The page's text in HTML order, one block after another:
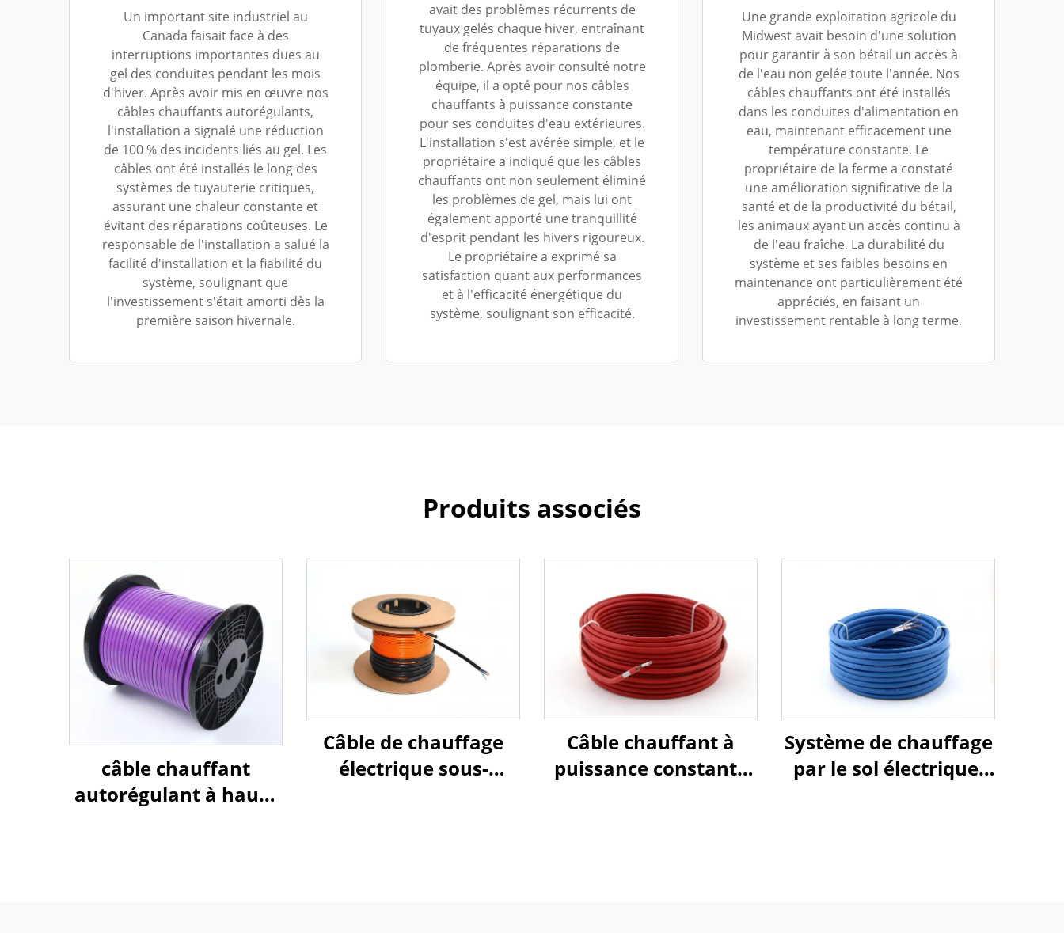
Un important site industriel au
Canada faisait face à des
interruptions importantes dues au
gel des conduites pendant les mois
d'hiver. Après avoir mis en œuvre nos
câbles chauffants autorégulants,
l'installation a signalé une réduction
de 100 % des incidents liés au gel. Les
câbles ont été installés le long des
systèmes de tuyauterie critiques,
assurant une chaleur constante et
évitant des réparations coûteuses. Le
responsable de l'installation a salué la
facilité d'installation et la fiabilité du
système, soulignant que
l'investissement s'était amorti dès la
première saison hivernale.
avait des problèmes récurrents de
tuyaux gelés chaque hiver, entraînant
de fréquentes réparations de
plomberie. Après avoir consulté notre
équipe, il a opté pour nos câbles
chauffants à puissance constante
pour ses conduites d'eau extérieures.
L'installation s'est avérée simple, et le
propriétaire a indiqué que les câbles
chauffants ont non seulement éliminé
les problèmes de gel, mais lui ont
également apporté une tranquillité
d'esprit pendant les hivers rigoureux.
Le propriétaire a exprimé sa
satisfaction quant aux performances
et à l'efficacité énergétique du
système, soulignant son efficacité.
Une grande exploitation agricole du
Midwest avait besoin d'une solution
pour garantir à son bétail un accès à
de l'eau non gelée toute l'année. Nos
câbles chauffants ont été installés
dans les conduites d'alimentation en
eau, maintenant efficacement une
température constante. Le
propriétaire de la ferme a constaté
une amélioration significative de la
santé et de la productivité du bétail,
les animaux ayant un accès continu à
de l'eau fraîche. La durabilité du
système et ses faibles besoins en
maintenance ont particulièrement été
appréciés, en faisant un
investissement rentable à long terme.
Produits associés
câble chauffant
autorégulant à haute
Câble de chauffage
électrique sous-
Câble chauffant à
puissance constante
Système de chauffage
par le sol électrique,